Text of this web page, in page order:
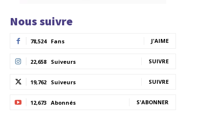
Nous suivre
78,524 Fans J'AIME
22,658 Suiveurs SUIVRE
19,762 Suiveurs SUIVRE
12,673 Abonnés S'ABONNER